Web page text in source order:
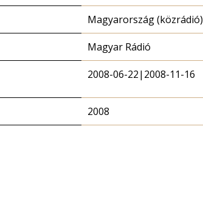
Magyarország (közrádió)
Magyar Rádió
2008-06-22|2008-11-16
2008